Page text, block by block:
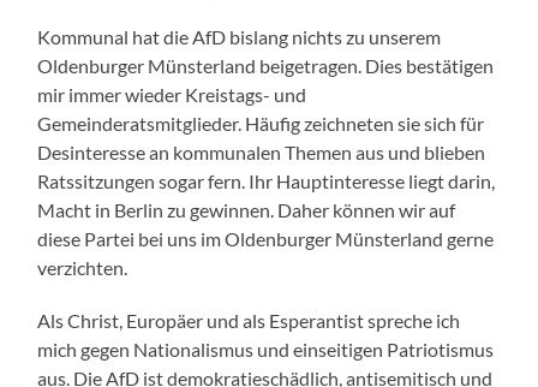
Kommunal hat die AfD bislang nichts zu unserem
Oldenburger Münsterland beigetragen. Dies bestätigen
mir immer wieder Kreistags- und
Gemeinderatsmitglieder. Häufig zeichneten sie sich für
Desinteresse an kommunalen Themen aus und blieben
Ratssitzungen sogar fern. Ihr Hauptinteresse liegt darin,
Macht in Berlin zu gewinnen. Daher können wir auf
diese Partei bei uns im Oldenburger Münsterland gerne
verzichten.
Als Christ, Europäer und als Esperantist spreche ich
mich gegen Nationalismus und einseitigen Patriotismus
aus. Die AfD ist demokratieschädlich, antisemitisch und